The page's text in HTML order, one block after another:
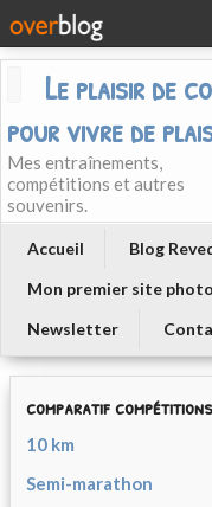
Le plaisir de
pour vivre de
Mes entraînements,
compétitions et autres
souvenirs.
Accueil
Blog
Mon premier site
Newsletter
comparatif compétitions
10 km
Semi-marathon